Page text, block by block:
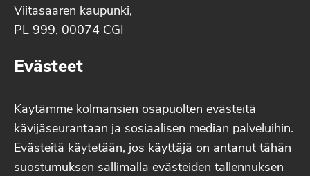
Viitasaaren kaupunki,
PL 999, 00074 CGI
Evästeet
Käytämme kolmansien osapuolten evästeitä
kävijäseurantaan ja sosiaalisen median palveluihin.
Evästeitä käytetään, jos käyttäjä on antanut tähän
suostumuksen sallimalla evästeiden tallennuksen